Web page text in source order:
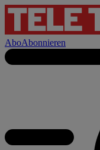
AboAbonnieren